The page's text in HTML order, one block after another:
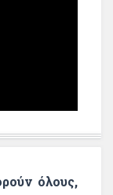
όλους,